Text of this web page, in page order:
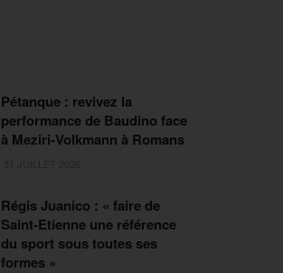
Pétanque : revivez la
performance de Baudino face
à Meziri-Volkmann à Romans
Régis Juanico : « faire de
Saint-Etienne une référence
du sport sous toutes ses
formes »